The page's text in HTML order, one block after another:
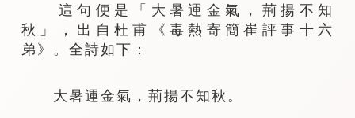
這句便是「大暑運金氣，荊揚不知
秋」，出自杜甫《毒熱寄簡崔評事十六
弟》。全詩如下：
大暑運金氣，荊揚不知秋。